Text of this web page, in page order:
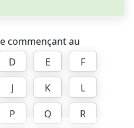
commençant au
D E
F
J K
L
P Q
R